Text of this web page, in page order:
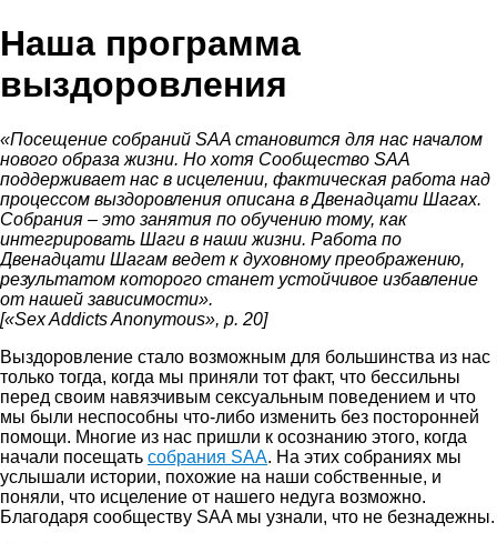
Skip
to
Наша программа
выздоровления
«Посещение собраний SAA становится для нас началом
нового образа жизни. Но хотя Сообщество SAA
поддерживает нас в исцелении, фактическая работа над
процессом выздоровления описана в Двенадцати Шагах.
Собрания – это занятия по обучению тому, как
интегрировать Шаги в наши жизни. Работа по
Двенадцати Шагам ведет к духовному преображению,
результатом которого станет устойчивое избавление
от нашей зависимости».
[«Sex Addicts Anonymous», p. 20]
Выздоровление стало возможным для большинства из нас
только тогда, когда мы приняли тот факт, что бессильны
перед своим навязчивым сексуальным поведением и что
мы были неспособны что-либо изменить без посторонней
помощи. Многие из нас пришли к осознанию этого, когда
начали посещать собрания SAA. На этих собраниях мы
услышали истории, похожие на наши собственные, и
поняли, что исцеление от нашего недуга возможно.
Благодаря сообществу SAA мы узнали, что не безнадежны.